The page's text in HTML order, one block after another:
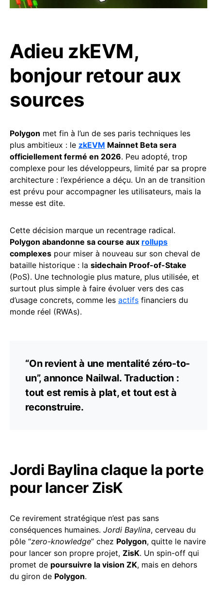
Adieu zkEVM,
bonjour retour aux
sources
Polygon met fin à l’un de ses paris techniques les
plus ambitieux : le zkEVM Mainnet Beta sera
officiellement fermé en 2026. Peu adopté, trop
complexe pour les développeurs, limité par sa propre
architecture : l’expérience a déçu. Un an de transition
est prévu pour accompagner les utilisateurs, mais la
messe est dite.
Cette décision marque un recentrage radical.
Polygon abandonne sa course aux rollups
complexes pour miser à nouveau sur son cheval de
bataille historique : la sidechain Proof-of-Stake
(PoS). Une technologie plus mature, plus utilisée, et
surtout plus simple à faire évoluer vers des cas
d’usage concrets, comme les actifs financiers du
monde réel (RWAs).
“On revient à une mentalité zéro-to-
un”, annonce Nailwal. Traduction :
tout est remis à plat, et tout est à
reconstruire.
Jordi Baylina claque la porte
pour lancer ZisK
Ce revirement stratégique n’est pas sans
conséquences humaines. Jordi Baylina, cerveau du
pôle “zero-knowledge” chez Polygon, quitte le navire
pour lancer son propre projet, ZisK. Un spin-off qui
promet de poursuivre la vision ZK, mais en dehors
du giron de Polygon.